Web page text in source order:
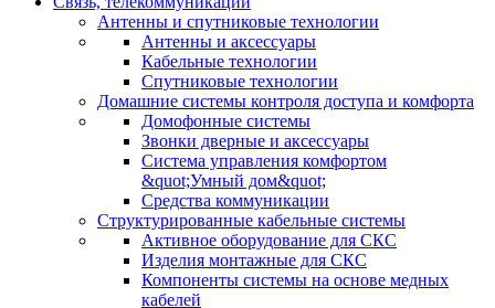
Антенны и спутниковые технологии
Антенны и аксессуары
Кабельные технологии
Спутниковые технологии
Домашние системы контроля доступа и комфорта
Домофонные системы
Звонки дверные и аксессуары
Система управления комфортом
&quot;Умный дом&quot;
Средства коммуникации
Структурированные кабельные системы
Активное оборудование для СКС
Изделия монтажные для СКС
Компоненты системы на основе медных
кабелей